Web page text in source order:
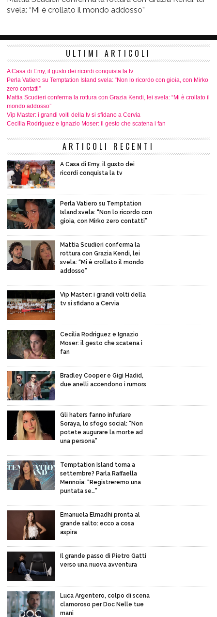
svela: “Mi è crollato il mondo addosso”
ULTIMI ARTICOLI
A Casa di Emy, il gusto dei ricordi conquista la tv
Perla Vatiero su Temptation Island svela: “Non lo ricordo con gioia, con Mirko
zero contatti”
Mattia Scudieri conferma la rottura con Grazia Kendi, lei svela: “Mi è crollato il
mondo addosso”
Vip Master: i grandi volti della tv si sfidano a Cervia
Cecilia Rodriguez e Ignazio Moser: il gesto che scatena i fan
ARTICOLI RECENTI
A Casa di Emy, il gusto dei
ricordi conquista la tv
Perla Vatiero su Temptation
Island svela: “Non lo ricordo con
gioia, con Mirko zero contatti”
Mattia Scudieri conferma la
rottura con Grazia Kendi, lei
svela: “Mi è crollato il mondo
addosso”
Vip Master: i grandi volti della
tv si sfidano a Cervia
Cecilia Rodriguez e Ignazio
Moser: il gesto che scatena i
fan
Bradley Cooper e Gigi Hadid,
due anelli accendono i rumors
Gli haters fanno infuriare
Soraya, lo sfogo social: “Non
potete augurare la morte ad
una persona”
Temptation Island torna a
settembre? Parla Raffaella
Mennoia: “Registreremo una
puntata se…”
Emanuela Elmadhi pronta al
grande salto: ecco a cosa
aspira
Il grande passo di Pietro Gatti
verso una nuova avventura
Luca Argentero, colpo di scena
clamoroso per Doc Nelle tue
mani